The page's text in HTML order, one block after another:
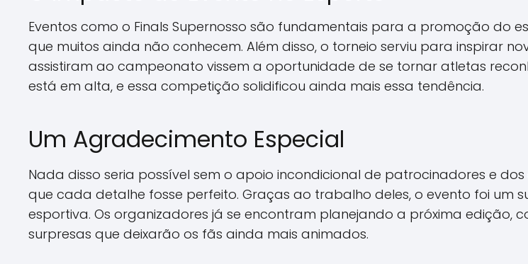
Eventos como o Finals Supernosso são fundamentais para a promoção do
que muitos ainda não conhecem. Além disso, o torneio serviu para inspirar
assistiram ao campeonato vissem a oportunidade de se tornar atletas
está em alta, e essa competição solidificou ainda mais essa tendência.
Um Agradecimento Especial
Nada disso seria possível sem o apoio incondicional de patrocinadores e
que cada detalhe fosse perfeito. Graças ao trabalho deles, o evento foi um
esportiva. Os organizadores já se encontram planejando a próxima edição,
surpresas que deixarão os fãs ainda mais animados.